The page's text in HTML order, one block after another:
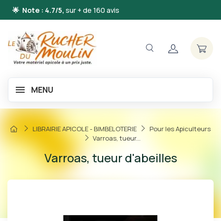
🌟 Note : 4.7/5, sur + de 160 avis
MENU
LIBRAIRIE APICOLE - BIMBELOTERIE
Pour les Apiculteurs
Varroas, tueur...
Varroas, tueur d'abeilles